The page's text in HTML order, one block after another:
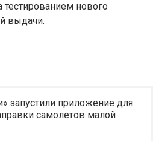
нового
выдачи.
запустили приложение для
самолетов малой